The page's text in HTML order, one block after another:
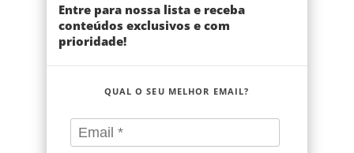
Entre para nossa lista e receba
conteúdos exclusivos e com
prioridade!
QUAL O SEU MELHOR EMAIL?